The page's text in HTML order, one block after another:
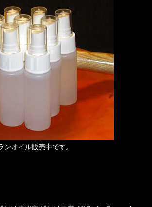
ンオイル販売中です。